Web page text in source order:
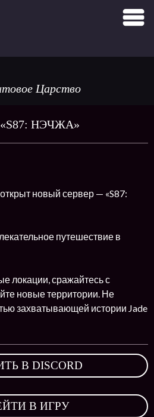
Царство
НЭЧЖА»
новый сервер — «S87:
путешествие в
локации, сражайтесь с
новые территории. Не
захватывающей истории Jade
В DISCORD
В ИГРУ